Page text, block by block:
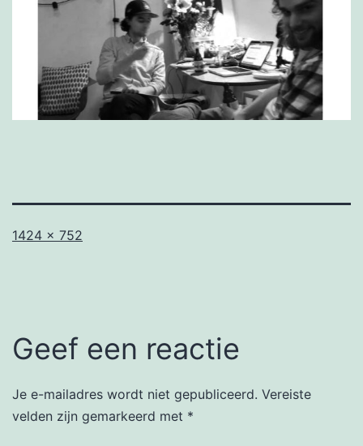
Volledige
1424 × 752
Geef een reactie
Je e-mailadres wordt niet gepubliceerd. Vereiste
velden zijn gemarkeerd met *